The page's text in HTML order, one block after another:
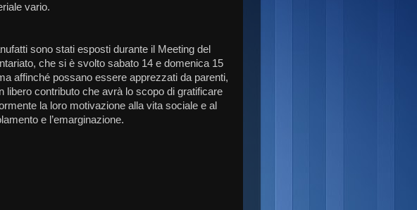
vario.
sono stati esposti durante il Meeting del
che si è svolto sabato 14 e domenica 15
affinché possano essere apprezzati da parenti,
contributo che avrà lo scopo di gratificare
la loro motivazione alla vita sociale e al
e l’emarginazione.